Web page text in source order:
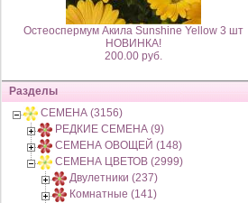
Остеоспермум Акила Sunshine Yellow 3 шт
НОВИНКА!
200.00 руб.
Разделы
СЕМЕНА (3156)
РЕДКИЕ СЕМЕНА (9)
СЕМЕНА ОВОЩЕЙ (148)
СЕМЕНА ЦВЕТОВ (2999)
Двулетники (237)
Комнатные (141)